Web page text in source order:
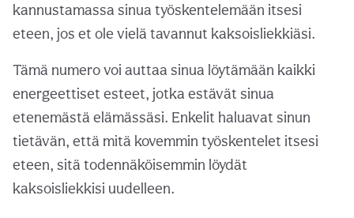
kannustamassa sinua työskentelemään itsesi
eteen, jos et ole vielä tavannut kaksoisliekkiäsi.
Tämä numero voi auttaa sinua löytämään kaikki
energeettiset esteet, jotka estävät sinua
etenemästä elämässäsi. Enkelit haluavat sinun
tietävän, että mitä kovemmin työskentelet itsesi
eteen, sitä todennäköisemmin löydät
kaksoisliekkisi uudelleen.